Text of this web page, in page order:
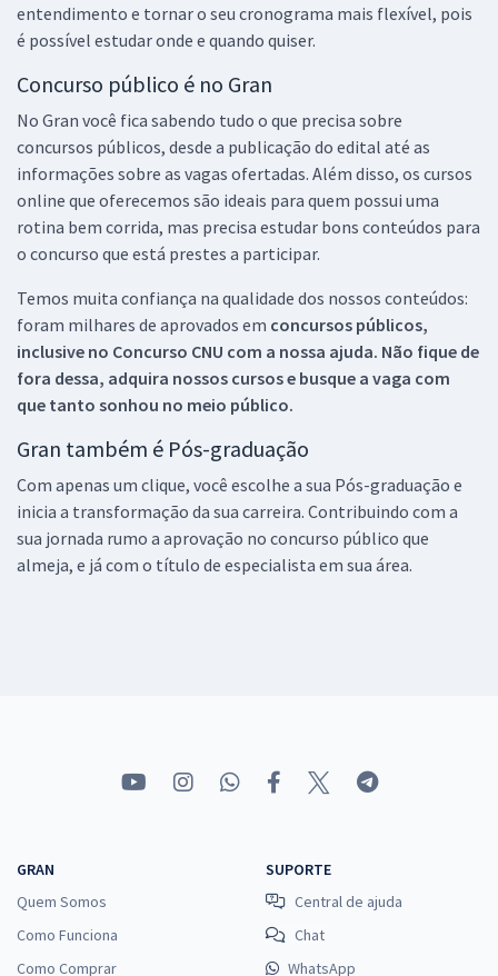
entendimento e tornar o seu cronograma mais flexível, pois
é possível estudar onde e quando quiser.
Concurso público é no Gran
No Gran você fica sabendo tudo o que precisa sobre
concursos públicos, desde a publicação do edital até as
informações sobre as vagas ofertadas. Além disso, os cursos
online que oferecemos são ideais para quem possui uma
rotina bem corrida, mas precisa estudar bons conteúdos para
o concurso que está prestes a participar.
Temos muita confiança na qualidade dos nossos conteúdos:
foram milhares de aprovados em concursos públicos,
inclusive no Concurso CNU com a nossa ajuda. Não fique de
fora dessa, adquira nossos cursos e busque a vaga com
que tanto sonhou no meio público.
Gran também é Pós-graduação
Com apenas um clique, você escolhe a sua Pós-graduação e
inicia a transformação da sua carreira. Contribuindo com a
sua jornada rumo a aprovação no concurso público que
almeja, e já com o título de especialista em sua área.
GRAN
Quem Somos
Como Funciona
Como Comprar
SUPORTE
Central de ajuda
Chat
WhatsApp